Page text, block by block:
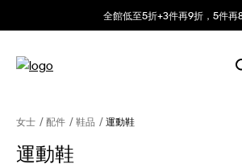
全館低至5折+3件再9折，5件再
女士 配件 鞋品 運動鞋
運動鞋